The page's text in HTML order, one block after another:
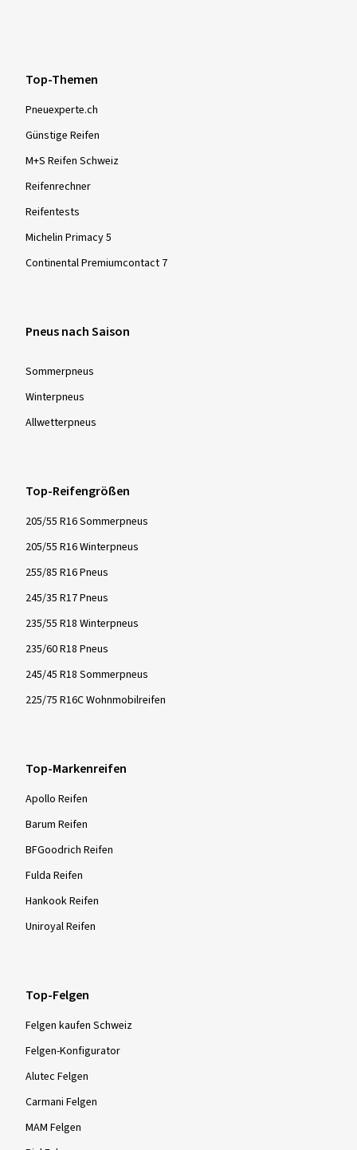
Top-Themen
Pneuexperte.ch
Günstige Reifen
M+S Reifen Schweiz
Reifenrechner
Reifentests
Michelin Primacy 5
Continental Premiumcontact 7
Pneus nach Saison
Sommer­pneus
Winter­pneus
Allwetter­pneus
Top-Reifengrößen
205/55 R16 Sommerpneus
205/55 R16 Winterpneus
255/85 R16 Pneus
245/35 R17 Pneus
235/55 R18 Winterpneus
235/60 R18 Pneus
245/45 R18 Sommerpneus
225/75 R16C Wohnmobilreifen
Top-Markenreifen
Apollo Reifen
Barum Reifen
BFGoodrich Reifen
Fulda Reifen
Hankook Reifen
Uniroyal Reifen
Top-Felgen
Felgen kaufen Schweiz
Felgen-Konfigurator
Alutec Felgen
Carmani Felgen
MAM Felgen